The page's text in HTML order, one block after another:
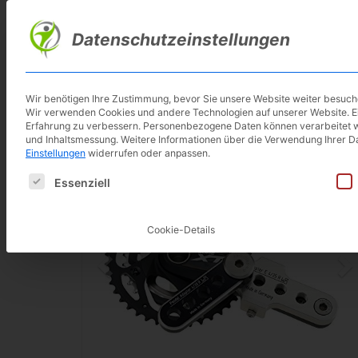
content
Datenschutzeinstellungen
Wir benötigen Ihre Zustimmung, bevor Sie unsere Website weiter
Wir verwenden Cookies und andere Technologien auf unserer Website.
Erfahrung zu verbessern. Personenbezogene Daten können verarbeitet
und Inhaltsmessung. Weitere Informationen über die Verwendung Ihrer
Einstellungen widerrufen oder anpassen.
Es folgt eine Liste der Service-Gruppen, für die eine
Essenziell
Cookie-Details